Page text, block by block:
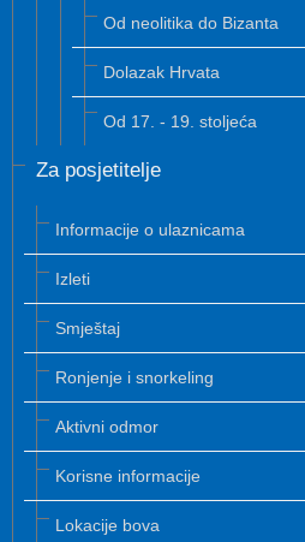
Od neolitika do Bizanta
Dolazak Hrvata
Od 17. - 19. stoljeća
Za posjetitelje
Informacije o ulaznicama
Izleti
Smještaj
Ronjenje i snorkeling
Aktivni odmor
Korisne informacije
Lokacije bova